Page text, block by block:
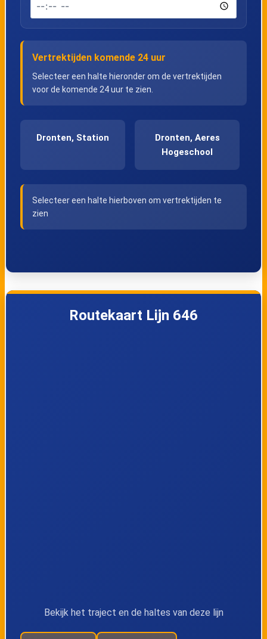
Vertrektijden komende 24 uur
Selecteer een halte hieronder om de vertrektijden
voor de komende 24 uur te zien.
Dronten, Station
Dronten, Aeres
Hogeschool
Selecteer een halte hierboven om vertrektijden te
zien
Routekaart Lijn 646
Bekijk het traject en de haltes van deze lijn